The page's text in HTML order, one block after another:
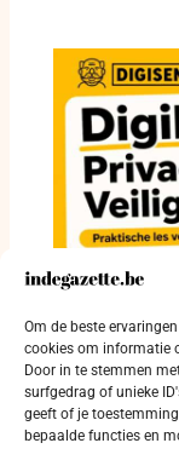
Om de beste
cookies om informatie
Door in te stemmen
surfgedrag of unieke
geeft of je
bepaalde functies en
Senioren
phishing en
17 juli 2026